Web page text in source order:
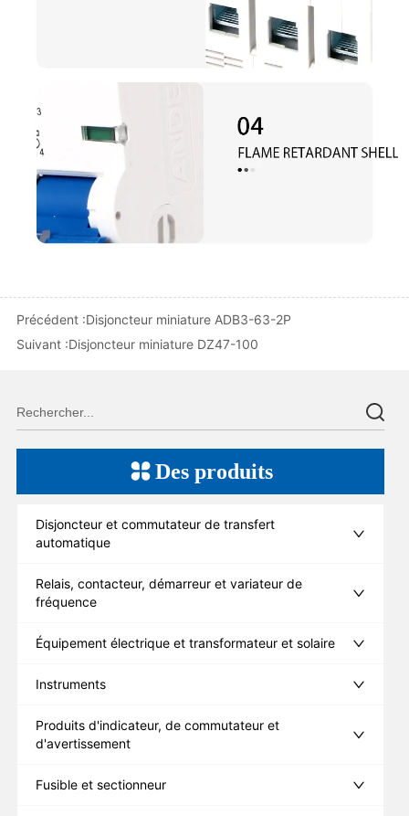
Précédent :Disjoncteur miniature ADB3-63-2P
Suivant :Disjoncteur miniature DZ47-100
Des produits
Disjoncteur et commutateur de transfert
automatique
Relais, contacteur, démarreur et variateur de
fréquence
Équipement électrique et transformateur et solaire
Instruments
Produits d'indicateur, de commutateur et
d'avertissement
Fusible et sectionneur